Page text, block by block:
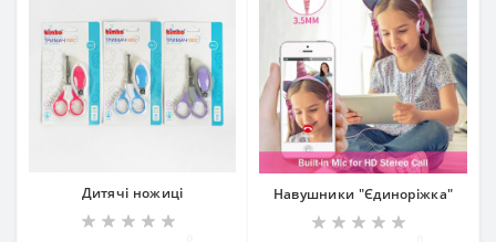
Дитячі ножиці Навушники "Єдиноріжка"